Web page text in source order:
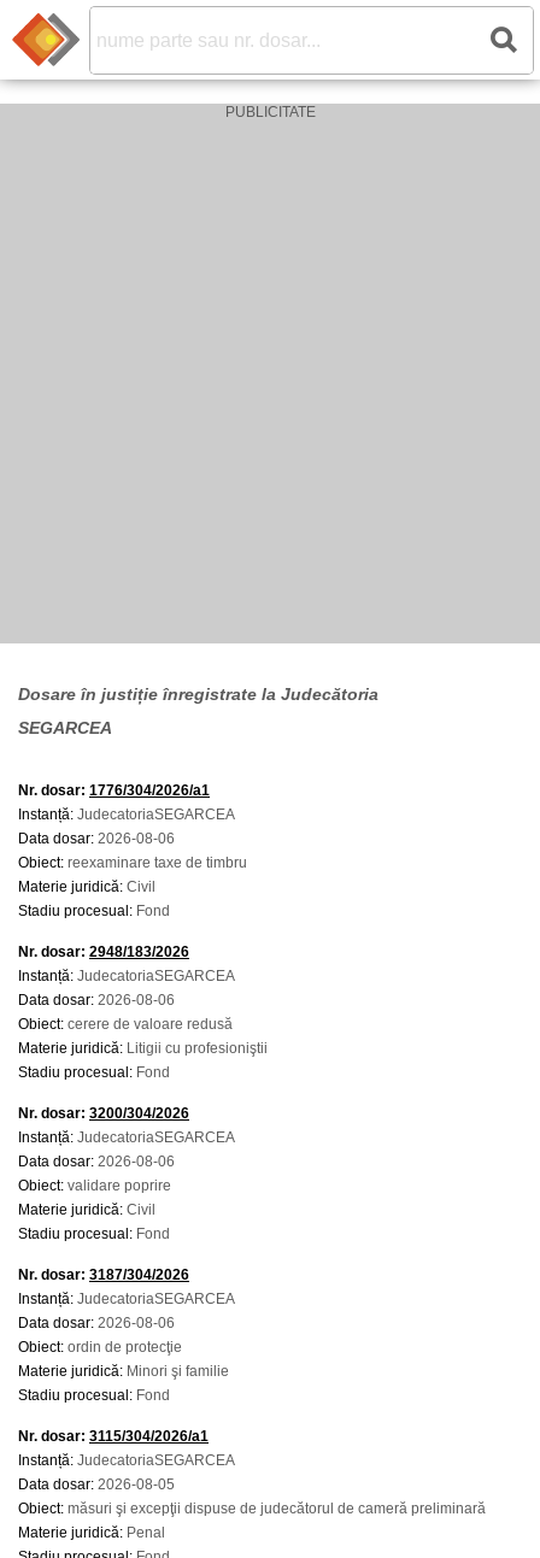
Dosare în justiție înregistrate la Judecătoria
SEGARCEA
Nr. dosar: 1776/304/2026/a1
Instanță: JudecatoriaSEGARCEA
Data dosar: 2026-08-06
Obiect: reexaminare taxe de timbru
Materie juridică: Civil
Stadiu procesual: Fond
Nr. dosar: 2948/183/2026
Instanță: JudecatoriaSEGARCEA
Data dosar: 2026-08-06
Obiect: cerere de valoare redusă
Materie juridică: Litigii cu profesioniştii
Stadiu procesual: Fond
Nr. dosar: 3200/304/2026
Instanță: JudecatoriaSEGARCEA
Data dosar: 2026-08-06
Obiect: validare poprire
Materie juridică: Civil
Stadiu procesual: Fond
Nr. dosar: 3187/304/2026
Instanță: JudecatoriaSEGARCEA
Data dosar: 2026-08-06
Obiect: ordin de protecţie
Materie juridică: Minori şi familie
Stadiu procesual: Fond
Nr. dosar: 3115/304/2026/a1
Instanță: JudecatoriaSEGARCEA
Data dosar: 2026-08-05
Obiect: măsuri şi excepţii dispuse de judecătorul de cameră preliminară
Materie juridică: Penal